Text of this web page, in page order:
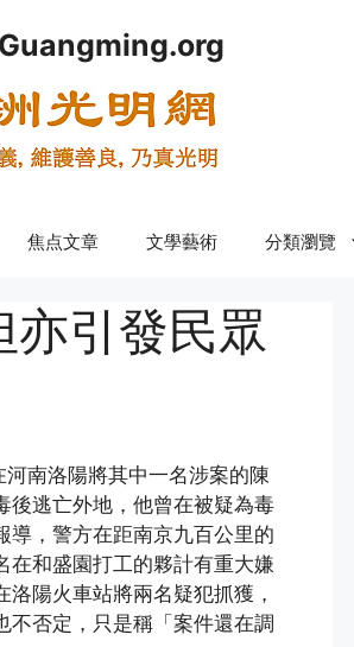
Guangming.org
焦点文章 文學藝術 分類瀏覽
引發民眾
南洛陽將其中一名涉案的陳
後逃亡外地，他曾在被疑為毒
導，警方在距南京九百公里的
在和盛園打工的夥計有重大嫌
陽火車站將兩名疑犯抓獲，
不否定，只是稱「案件還在調